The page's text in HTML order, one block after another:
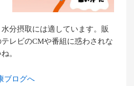
分摂取には適しています。販
レビのCMや番組に惑わされな
。